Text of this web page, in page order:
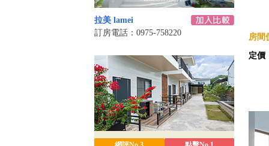
拉美 lamei
訂房電話：0975-758220
房間
定價